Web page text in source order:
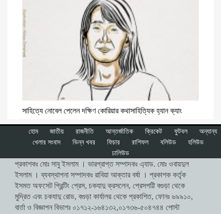
সাহিত্যে নোবেল পেলেন দক্ষিণ কোরিয়ার কথাসাহিত্যিক হ্যান ক্যাং
হোম জাতীয় রাজনীতি আন্তর্জাতিক ক্রিকেট ফুটবল
অন্যান্য
খেলার সংবাদ
ভিন্ন খবর ফিচার রাশিফল বলিউড
হলিউড
ঢালিউড
প্রকাশকঃ মোঃ সাবু ইসলাম । ভারপ্রাপ্ত সম্পাদকঃ এ্যাড. মোঃ ওবায়দুল
ইসলাম । ব্যবস্থাপনা সম্পাদকঃ রাবিয়া আক্তার বর্ষা । প্রকাশক কর্তৃক
ইসমত অফসেট প্রিন্টিং প্রেস, চকযাদু ক্রসলেন, প্রেসপট্টি বগুড়া থেকে
মুদ্রিত এবং চকযাদু রোড, বগুড়া কার্যালয় থেকে প্রকাশিত, ফোনঃ ৬৯৯১০,
বার্তা ও বিজ্ঞাপন বিভাগঃ ০১৭১২-১৬৪১৩২,০১৭৩৬-৫০৪৭৪৪ পোস্ট